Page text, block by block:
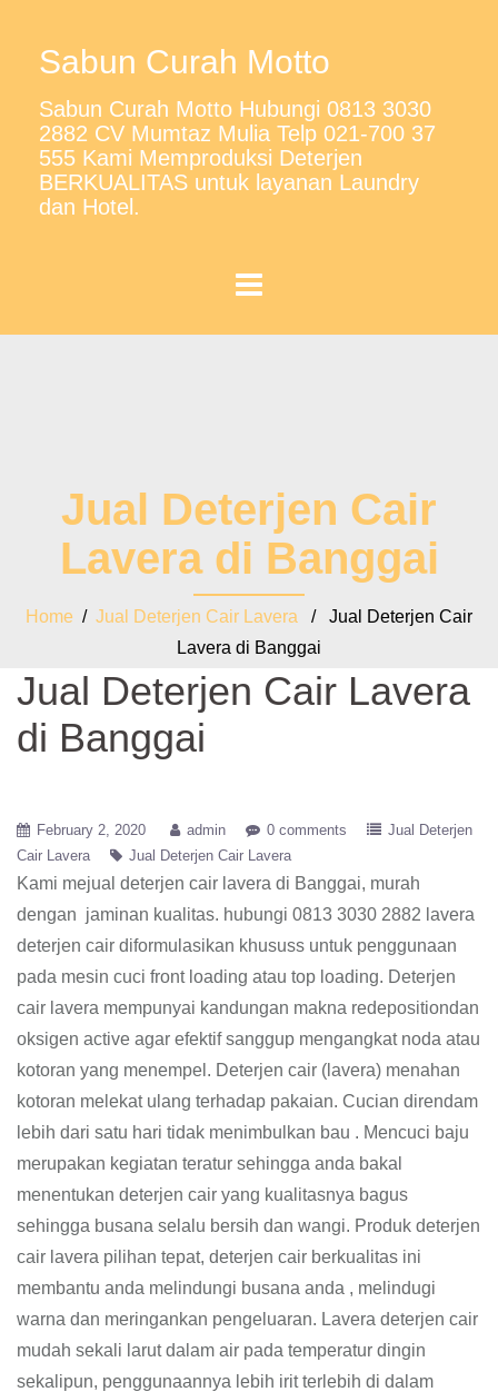
Sabun Curah Motto
Sabun Curah Motto Hubungi 0813 3030
2882 CV Mumtaz Mulia Telp 021-700 37
555 Kami Memproduksi Deterjen
BERKUALITAS untuk layanan Laundry
dan Hotel.
Jual Deterjen Cair
Lavera di Banggai
Home / Jual Deterjen Cair Lavera / Jual Deterjen Cair
Lavera di Banggai
Jual Deterjen Cair Lavera
di Banggai
February 2, 2020 admin 0 comments
Jual Deterjen
Cair Lavera
Jual Deterjen Cair Lavera
Kami mejual deterjen cair lavera di Banggai, murah
dengan jaminan kualitas. hubungi 0813 3030 2882 lavera
deterjen cair diformulasikan khususs untuk penggunaan
pada mesin cuci front loading atau top loading. Deterjen
cair lavera mempunyai kandungan makna redepositiondan
oksigen active agar efektif sanggup mengangkat noda atau
kotoran yang menempel. Deterjen cair (lavera) menahan
kotoran melekat ulang terhadap pakaian. Cucian direndam
lebih dari satu hari tidak menimbulkan bau . Mencuci baju
merupakan kegiatan teratur sehingga anda bakal
menentukan deterjen cair yang kualitasnya bagus
sehingga busana selalu bersih dan wangi. Produk deterjen
cair lavera pilihan tepat, deterjen cair berkualitas ini
membantu anda melindungi busana anda , melindugi
warna dan meringankan pengeluaran. Lavera deterjen cair
mudah sekali larut dalam air pada temperatur dingin
sekalipun, penggunaannya lebih irit terlebih di dalam